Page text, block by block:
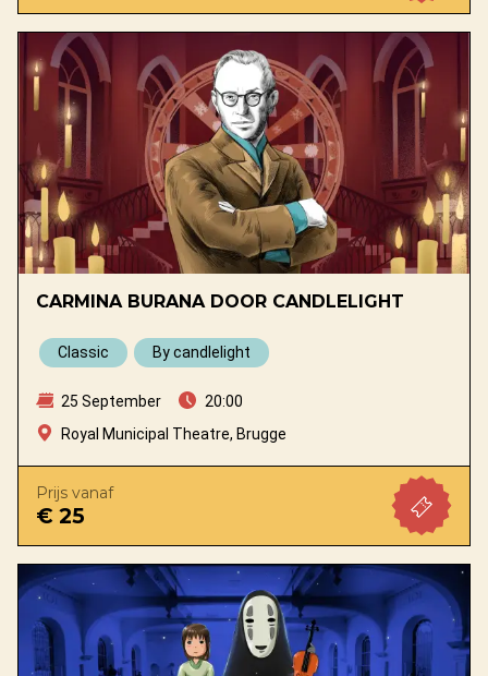
CARMINA BURANA DOOR CANDLELIGHT
Classic By candlelight
25 September
20:00
Royal Municipal Theatre, Brugge
Prijs vanaf
€ 25